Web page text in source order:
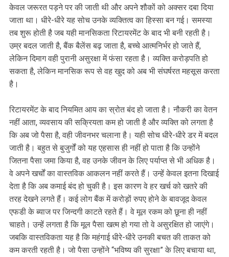
केवल जरूरत पड़ने पर की जाती थी और अपने शौकों को अक्सर दबा दिया
जाता था। धीरे-धीरे यह सोच उनके व्यक्तित्व का हिस्सा बन गई। समस्या
तब शुरू होती है जब यही मानसिकता रिटायरमेंट के बाद भी बनी रहती है।
उम्र बदल जाती है, बैंक बैलेंस बढ़ जाता है, बच्चे आत्मनिर्भर हो जाते हैं,
लेकिन दिमाग वही पुरानी असुरक्षा में फंसा रहता है। व्यक्ति करोड़पति हो
सकता है, लेकिन मानसिक रूप से वह खुद को अब भी संघर्षरत महसूस करता
है।
रिटायरमेंट के बाद नियमित आय का स्रोत बंद हो जाता है। नौकरी का वेतन
नहीं आता, व्यवसाय की सक्रियता कम हो जाती है और व्यक्ति को लगता है
कि अब जो पैसा है, वही जीवनभर चलाना है। यही सोच धीरे-धीरे डर में बदल
जाती है। बहुत से बुजुर्गों को यह एहसास ही नहीं हो पाता है कि उन्होंने
जितना पैसा जमा किया है, वह उनके जीवन के लिए पर्याप्त से भी अधिक है।
वे अपने खर्चों का वास्तविक आकलन नहीं करते हैं। उन्हें केवल इतना दिखाई
देता है कि अब कमाई बंद हो चुकी है। इस कारण वे हर खर्च को खतरे की
तरह देखने लगते हैं। कई लोग बैंक में करोड़ों रुपए होने के बावजूद केवल
एफडी के ब्याज पर जिन्दगी काटते रहते हैं। वे मूल रकम को छूना ही नहीं
चाहते। उन्हें लगता है कि मूल पैसा खत्म हो गया तो वे असुरक्षित हो जाएंगे।
जबकि वास्तविकता यह है कि महंगाई धीरे-धीरे उनकी बचत की ताकत को
कम करती रहती है। जो पैसा उन्होंने “भविष्य की सुरक्षा” के लिए बचाया था,